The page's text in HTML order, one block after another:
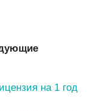
на 1 год